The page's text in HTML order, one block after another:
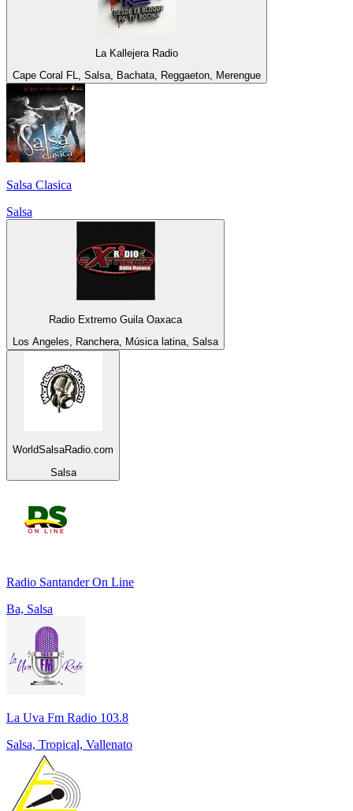
La Kallejera Radio
Cape Coral FL, Salsa, Bachata, Reggaeton, Merengue
Salsa Clasica
Salsa
Radio Extremo Guila Oaxaca
Los Angeles, Ranchera, Música latina, Salsa
WorldSalsaRadio.com
Salsa
Radio Santander On Line
Ba, Salsa
La Uva Fm Radio 103.8
Salsa, Tropical, Vallenato